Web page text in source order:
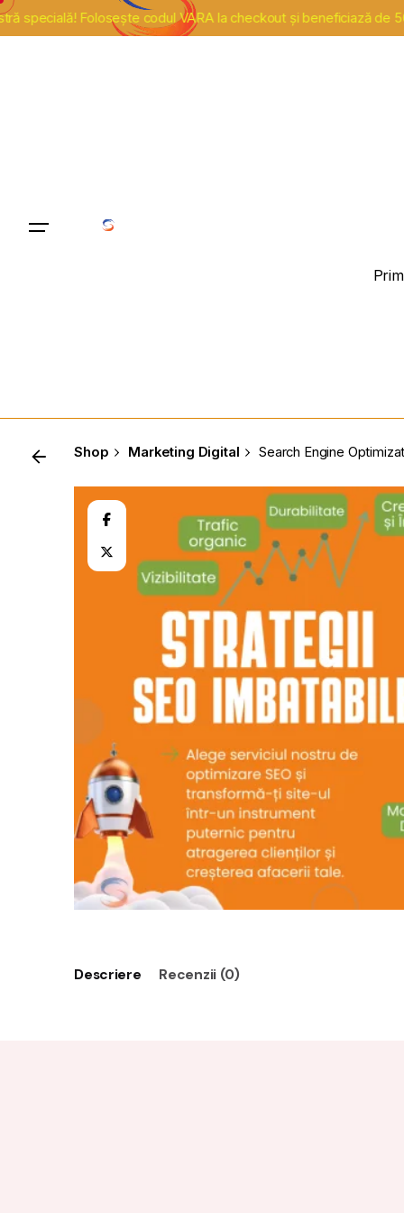
Folosește codul VARA la checkout și beneficiază de 500
Shop Marketing Digital Search Engine
Descriere Recenzii (0)